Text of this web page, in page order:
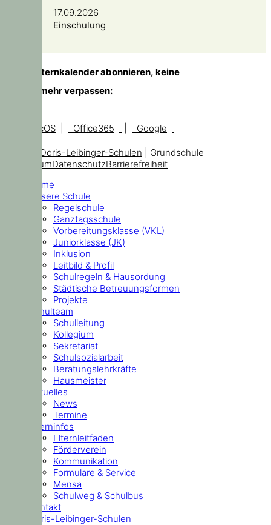
17.09.2026
Einschulung
Elternkalender abonnieren, keine
Temine mehr verpassen:
iOS, macOS Office365 Google
Doris-Leibinger-Schulen | Grundschule
ImpressumDatenschutzBarrierefreiheit
Home
Unsere Schule
Regelschule
Ganztagsschule
Vorbereitungsklasse (VKL)
Juniorklasse (JK)
Inklusion
Leitbild & Profil
Schulregeln & Hausordung
Städtische Betreuungsformen
Projekte
Schulteam
Schulleitung
Kollegium
Sekretariat
Schulsozialarbeit
Beratungslehrkräfte
Hausmeister
Aktuelles
News
Termine
Elterninfos
Elternleitfaden
Förderverein
Kommunikation
Formulare & Service
Mensa
Schulweg & Schulbus
Kontakt
Doris-Leibinger-Schulen